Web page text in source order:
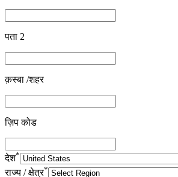
पता 2
क़स्बा /शहर
ज़िप कोड
देश*
राज्य / क्षेत्र*